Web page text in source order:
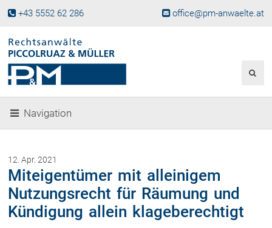
+43 5552 62 286 office@pm-anwaelte.at
Fachgebiete
Gesellschaftsgründung &
Beteiligungen
Immobilienrecht, Bauträgerrecht
Ferienimmobilien in Vorarlberg
Erbrecht
Familienrecht und Scheidungen
Navigation
12. Apr. 2021
Miteigentümer mit alleinigem
Nutzungsrecht für Räumung und
Kündigung allein klageberechtigt